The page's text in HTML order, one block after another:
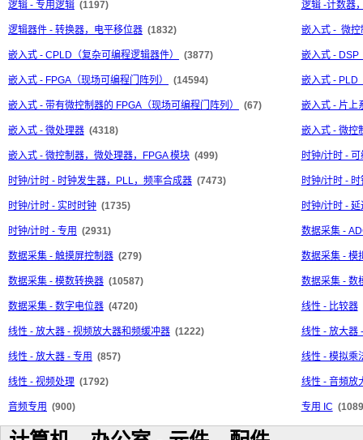
逻辑 - 专用逻辑 (1197) 逻辑 -计数器
逻辑器件 - 转换器，电平移位器 (1832) 嵌入式 - 微控
嵌入式 - CPLD（复杂可编程逻辑器件） (3877) 嵌入式 - DSP
嵌入式 - FPGA（现场可编程门阵列） (14594) 嵌入式 - PLD
嵌入式 - 带有微控制器的 FPGA（现场可编程门阵列） (67) 嵌入式 - 片上
嵌入式 - 微处理器 (4318) 嵌入式 - 微控
嵌入式 - 微控制器，微处理器，FPGA 模块 (499) 时钟/计时 -
时钟/计时 - 时钟发生器，PLL，频率合成器 (7473) 时钟/计时 -
时钟/计时 - 实时时钟 (1735) 时钟/计时 - 延
时钟/计时 - 专用 (2931) 数据采集 -
数据采集 - 触摸屏控制器 (279) 数据采集 - 模
数据采集 - 模数转换器 (10587) 数据采集 - 数
数据采集 - 数字电位器 (4720) 线性 - 比较器
线性 - 放大器 - 视频放大器和频缓冲器 (1222) 线性 - 放大器
线性 - 放大器 - 专用 (857) 线性 - 模拟乘
线性 - 视频处理 (1792) 线性 - 音頻放
音频专用 (900) 专用 IC